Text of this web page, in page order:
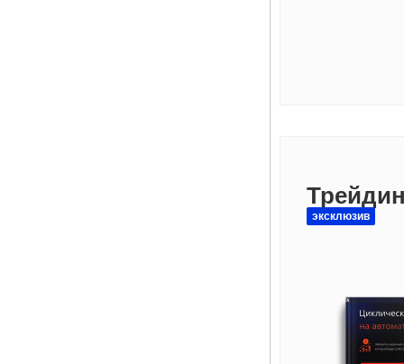
эксклюзив